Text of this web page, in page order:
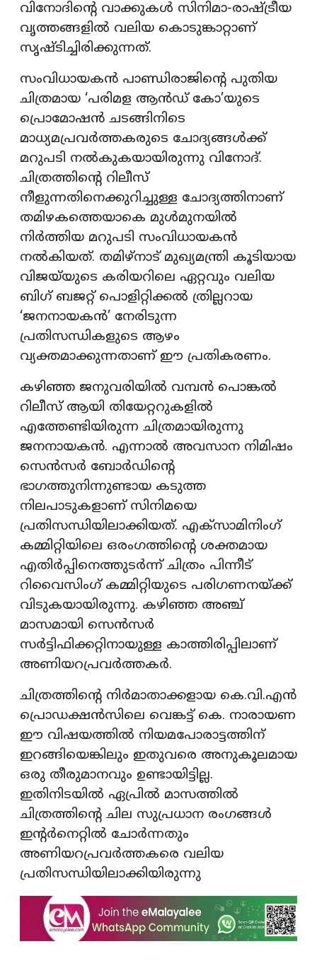
വിനോദിന്റെ വാക്കുകൾ സിനിമാ-രാഷ്ട്രീയ
വൃത്തങ്ങളിൽ വലിയ കൊടുങ്കാറ്റാണ്
സൃഷ്ടിച്ചിരിക്കുന്നത്.
സംവിധായകൻ പാണ്ഡിരാജിന്റെ പുതിയ
ചിത്രമായ ‘പരിമള ആൻഡ് കോ’യുടെ
പ്രൊമോഷൻ ചടങ്ങിനിടെ
മാധ്യമപ്രവർത്തകരുടെ ചോദ്യങ്ങൾക്ക്
മറുപടി നൽകുകയായിരുന്നു വിനോദ്.
ചിത്രത്തിന്റെ റിലീസ്
നീളുന്നതിനെക്കുറിച്ചുള്ള ചോദ്യത്തിനാണ്
തമിഴകത്തെയാകെ മുൾമുനയിൽ
നിർത്തിയ മറുപടി സംവിധായകൻ
നൽകിയത്. തമിഴ്‌നാട് മുഖ്യമന്ത്രി കൂടിയായ
വിജയ്‌യുടെ കരിയറിലെ ഏറ്റവും വലിയ
ബിഗ് ബജറ്റ് പൊളിറ്റിക്കൽ ത്രില്ലറായ
‘ജനനായകൻ’ നേരിടുന്ന
പ്രതിസന്ധികളുടെ ആഴം
വ്യക്തമാക്കുന്നതാണ് ഈ പ്രതികരണം.
കഴിഞ്ഞ ജനുവരിയിൽ വമ്പൻ പൊങ്കൽ
റിലീസ് ആയി തിയേറ്ററുകളിൽ
എത്തേണ്ടിയിരുന്ന ചിത്രമായിരുന്നു
ജനനായകൻ. എന്നാൽ അവസാന നിമിഷം
സെൻസർ ബോർഡിന്റെ
ഭാഗത്തുനിന്നുണ്ടായ കടുത്ത
നിലപാടുകളാണ് സിനിമയെ
പ്രതിസന്ധിയിലാക്കിയത്. എക്സാമിനിംഗ്
കമ്മിറ്റിയിലെ ഒരംഗത്തിന്റെ ശക്തമായ
എതിർപ്പിനെത്തുടർന്ന് ചിത്രം പിന്നീട്
റിവൈസിംഗ് കമ്മിറ്റിയുടെ പരിഗണനയ്ക്ക്
വിടുകയായിരുന്നു. കഴിഞ്ഞ അഞ്ച്
മാസമായി സെൻസർ
സർട്ടിഫിക്കറ്റിനായുള്ള കാത്തിരിപ്പിലാണ്
അണിയറപ്രവർത്തകർ.
ചിത്രത്തിന്റെ നിർമാതാക്കളായ കെ.വി.എൻ
പ്രൊഡക്ഷൻസിലെ വെങ്കട്ട് കെ. നാരായണ
ഈ വിഷയത്തിൽ നിയമപോരാട്ടത്തിന്
ഇറങ്ങിയെങ്കിലും ഇതുവരെ അനുകൂലമായ
ഒരു തീരുമാനവും ഉണ്ടായിട്ടില്ല.
ഇതിനിടയിൽ ഏപ്രിൽ മാസത്തിൽ
ചിത്രത്തിന്റെ ചില സുപ്രധാന രംഗങ്ങൾ
ഇന്റർനെറ്റിൽ ചോർന്നതും
അണിയറപ്രവർത്തകരെ വലിയ
പ്രതിസന്ധിയിലാക്കിയിരുന്നു